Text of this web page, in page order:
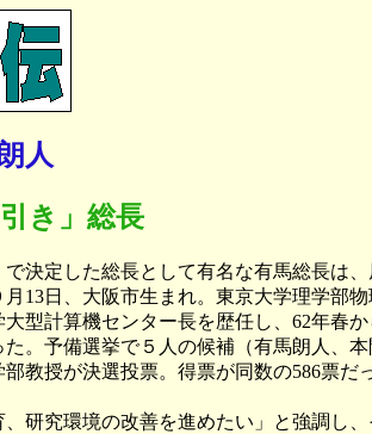
人
き」総長
決定した総長として有名な有馬総長は
13日、大阪市生まれ。東京大学理学部
型計算機センター長を歴任し、62年春
。予備選挙で５人の候補（有馬朗人、
教授が決選投票。得票が同数の586票
研究環境の改善を進めたい」と強調し、